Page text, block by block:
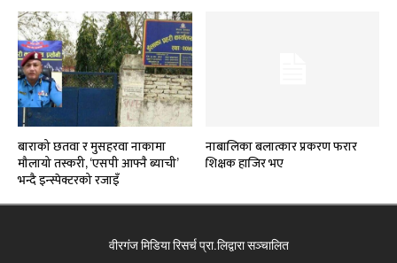
बाराको छतवा र मुसहरवा नाकामा
मौलायो तस्करी, ‘एसपी आफ्नै ब्याची’
भन्दै इन्स्पेक्टरको रजाइँ
नाबालिका बलात्कार प्रकरण फरार
शिक्षक हाजिर भए
वीरगंज मिडिया रिसर्च प्रा.लिद्वारा सञ्चालित